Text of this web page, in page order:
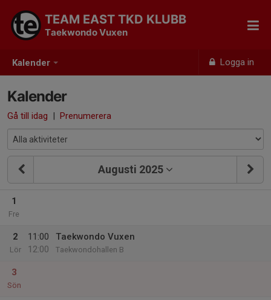
Kalender Logga in
TEAM EAST TKD KLUBB
Taekwondo Vuxen
Kalender
Gå till idag | Prenumerera
Augusti 2025
1
Fre
2
Lör
11:00
12:00
Taekwondo Vuxen
Taekwondohallen B
3
Sön